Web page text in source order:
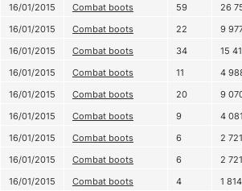
16/01/2015
Combat boots 59 26
16/01/2015
Combat boots 22 9
16/01/2015
Combat boots 34 15
16/01/2015
Combat boots 11 4
16/01/2015
Combat boots 20 9
16/01/2015
Combat boots 9 4
16/01/2015
Combat boots 6 2
16/01/2015
Combat boots 6 2
16/01/2015
Combat boots 4 1